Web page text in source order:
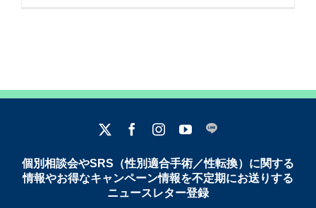
個別相談会やSRS（性別適合手術／性転換）に関する
情報やお得なキャンペーン情報を不定期にお送りする
ニュースレター登録